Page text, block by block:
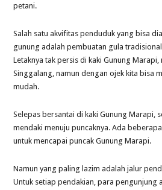
petani.
Salah satu akvifitas penduduk yang bisa
gunung adalah pembuatan gula
Letaknya tak persis di kaki Gunung Marapi,
Singgalang, namun dengan ojek kita bisa
mudah.
Selepas bersantai di kaki Gunung Marapi,
mendaki menuju puncaknya. Ada
untuk mencapai puncak Gunung Marapi.
Namun yang paling lazim adalah jalur
Untuk setiap pendakian, para pengunjung